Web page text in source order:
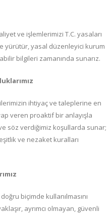
ve işlemlerimizi T.C. yasaları
yürütür, yasal düzenleyici kurum
bilgileri zamanında sunarız.
ihtiyaç ve taleplerine en
veren proaktif bir anlayışla
söz verdiğimiz koşullarda sunar;
ve nezaket kuralları
biçimde kullanılmasını
ayrımcı olmayan, güvenli